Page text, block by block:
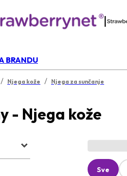
|
BRANDU
/ Njega kože / Njega za sunčanje
- Njega kože
Sve